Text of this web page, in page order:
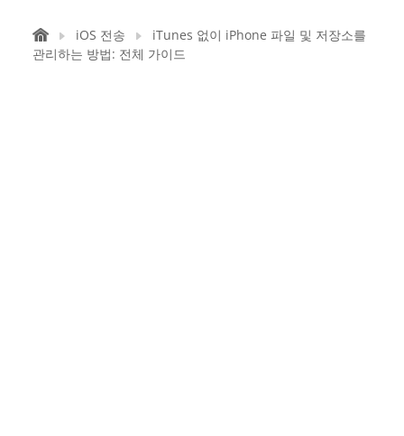
iOS 전송
iTunes 없이 iPhone 파일 및 저장소를
관리하는 방법: 전체 가이드